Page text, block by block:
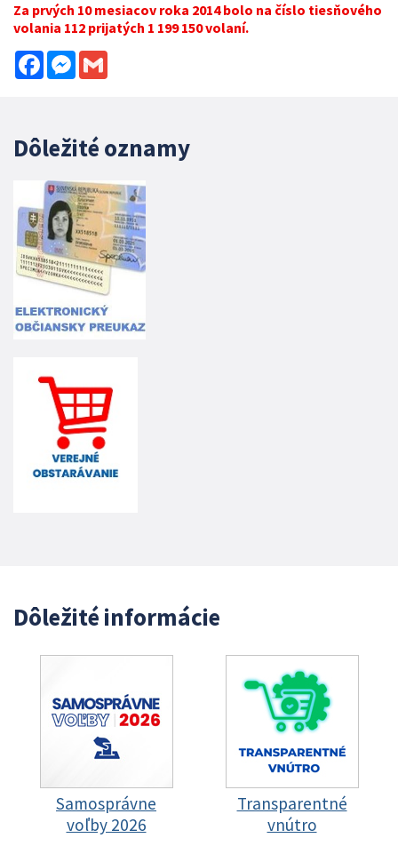
Za prvých 10 mesiacov roka 2014 bolo na číslo tiesňového
volania 112 prijatých 1 199 150 volaní.
FacebookMessenger
Dôležité oznamy
Dôležité informácie
Samosprávne
voľby 2026
Transparentné
vnútro